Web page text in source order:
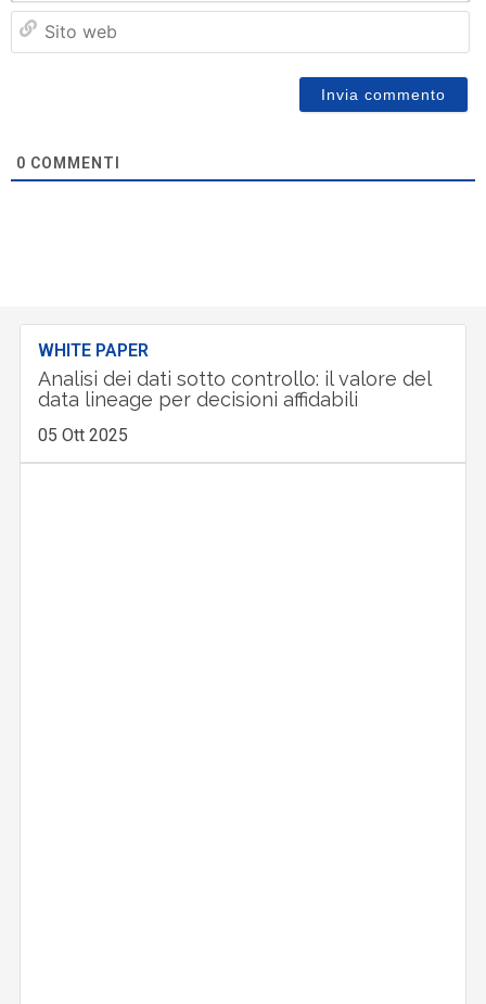
0 COMMENTI
WHITE PAPER
Analisi dei dati sotto controllo: il valore del
data lineage per decisioni affidabili
05 Ott 2025